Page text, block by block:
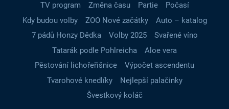
TV program
Změna času Partie
Počasí
Kdy budou volby
ZOO Nové začátky
Auto – katalog
7 pádů Honzy Dědka
Volby 2025
Svařené víno
Tatarák podle Pohlreicha
Aloe vera
Pěstování lichořeřišnice
Výpočet ascendentu
Tvarohové knedlíky
Nejlepší palačinky
Švestkový koláč